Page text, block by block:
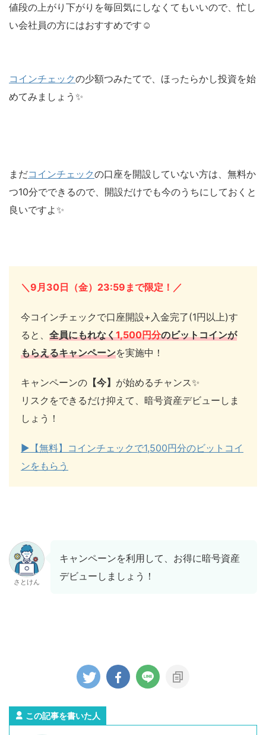
値段の上がり下がりを毎回気にしなくてもいいので、忙し
い会社員の方にはおすすめです☺️
コインチェックの少額つみたてで、ほったらかし投資を始
めてみましょう✨
まだコインチェックの口座を開設していない方は、無料か
つ10分でできるので、開設だけでも今のうちにしておくと
良いですよ✨
＼9月30日（金）23:59まで限定！／
今コインチェックで口座開設+入金完了(1円以上)す
ると、 全員にもれなく1,500円分のビットコインが
もらえるキャンペーンを実施中！
キャンペーンの 【今】 が始めるチャンス✨
リスクをできるだけ抑えて、暗号資産デビューしま
しょう！
▶︎【無料】コインチェックで1,500円分のビットコイ
ンをもらう
さとけん
キャンペーンを利用して、お得に暗号資産
デビューしましょう！
この記事を書いた人